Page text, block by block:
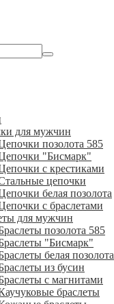
для мужчин
позолота 585
"Бисмарк"
с крестиками
цепочки
белая позолота
с браслетами
для мужчин
позолота 585
"Бисмарк"
белая позолота
из бусин
с магнитами
браслеты